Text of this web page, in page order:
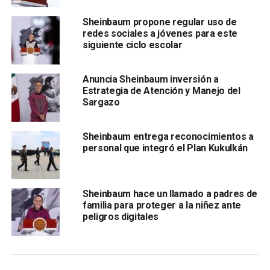
mejores condiciones. Siempre he dicho que en estos
casos lo que hay que tener es cabeza fría para afrontar
cualquier problema”.
“Además, yo me siento muy segura porque hay algo que
tenemos el gobierno y es que representamos a nuestro
pueblo, representamos la dignidad del pueblo de México y
el pueblo de México es resistente, si lo saben los yaquis;
valiente, sí lo saben los yaquis; y además siempre triunfa,
el pueblo de
México
Sheinbaum propone regular uso de
redes sociales a jóvenes para este
siguiente ciclo escolar
Anuncia Sheinbaum inversión a
Estrategia de Atención y Manejo del
Sargazo
Sheinbaum entrega reconocimientos a
personal que integró el Plan Kukulkán
Sheinbaum hace un llamado a padres de
familia para proteger a la niñez ante
peligros digitales